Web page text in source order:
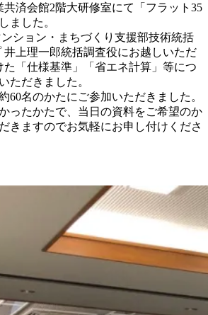
共済会館2階大研修室にて「フラット35
ました。
ション・まちづくり支援部技術統括
井上理一郎統括調査役にお越しいただ
た「仕様基準」「省エネ計算」等につ
ただきました。
60名のかたにご参加いただきました。
ったかたで、当日の資料をご希望のか
きますのでお気軽にお申し付けくださ